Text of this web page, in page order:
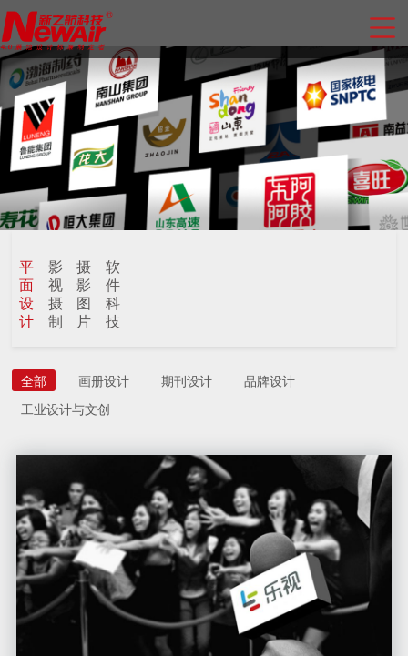
平
面
设
计
影
视
摄
制
摄
影
图
片
软
件
科
技
全部 画册设计 期刊设计
品牌设计
工业设计与文创